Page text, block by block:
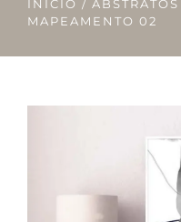
INÍCIO / ABSTRATOS
MAPEAMENTO 02